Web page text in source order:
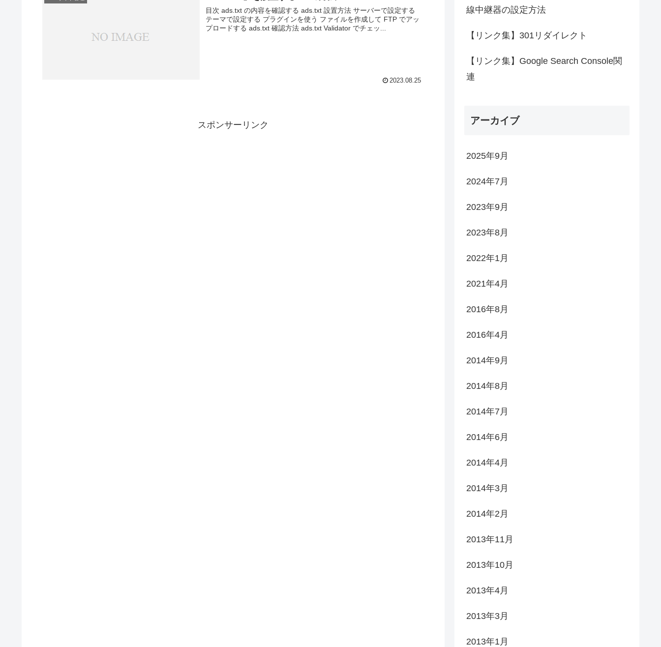
目次 ads.txt の内容を確認する ads.txt 設置方法 サーバーで設定する
テーマで設定する プラグインを使う ファイルを作成して FTP でアッ
プロードする ads.txt 確認方法 ads.txt Validator でチェッ...
2023.08.25
スポンサーリンク
線中継器の設定方法
【リンク集】301リダイレクト
【リンク集】Google Search Console関
連
アーカイブ
2025年9月
2024年7月
2023年9月
2023年8月
2022年1月
2021年4月
2016年8月
2016年4月
2014年9月
2014年8月
2014年7月
2014年6月
2014年4月
2014年3月
2014年2月
2013年11月
2013年10月
2013年4月
2013年3月
2013年1月